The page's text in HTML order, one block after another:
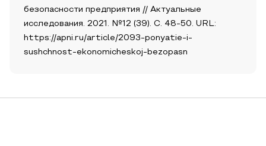
безопасности предприятия // Актуальные
исследования. 2021. №12 (39). С. 48-50. URL:
https://apni.ru/article/2093-ponyatie-i-
sushchnost-ekonomicheskoj-bezopasn